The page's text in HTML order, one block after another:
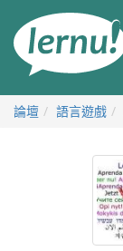
論壇 語言遊戲